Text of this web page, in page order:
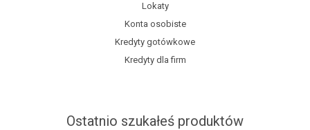
Lokaty
Konta osobiste
Kredyty gotówkowe
Kredyty dla firm
Ostatnio szukałeś produktów